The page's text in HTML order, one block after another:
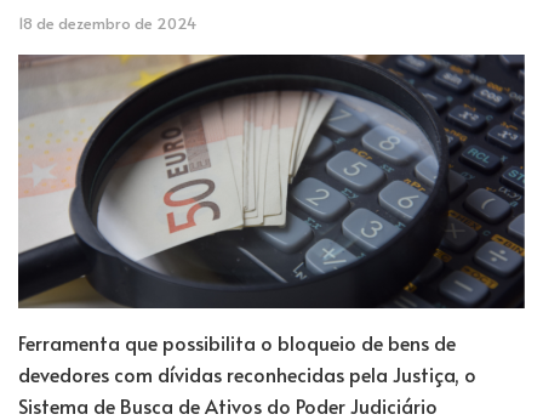
18 de dezembro de 2024
Ferramenta que possibilita o bloqueio de bens de
devedores com dívidas reconhecidas pela Justiça, o
Sistema de Busca de Ativos do Poder Judiciário